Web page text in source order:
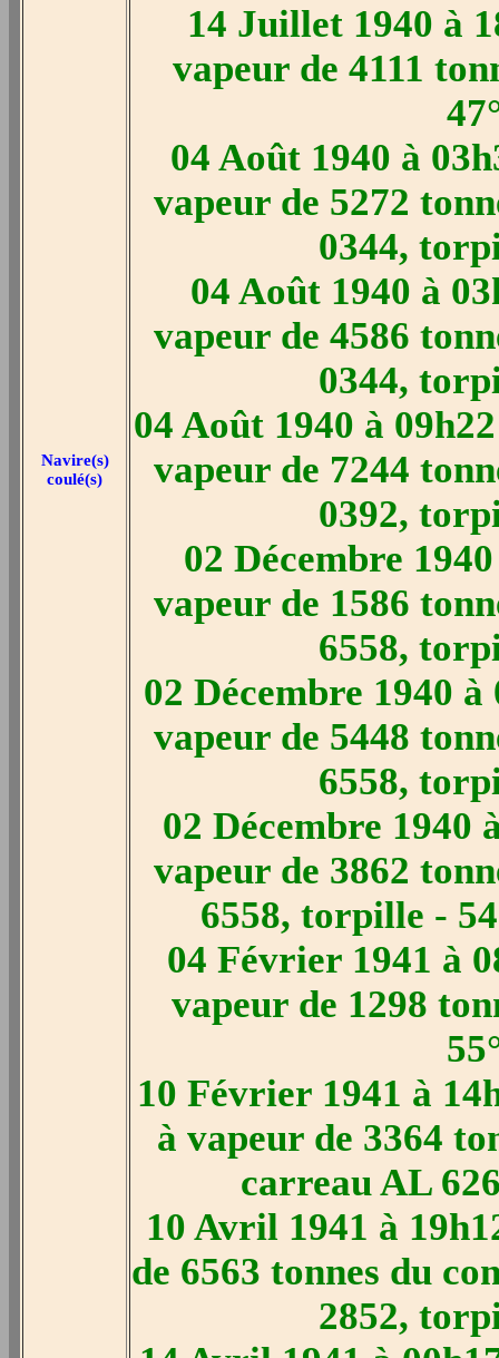
Navire(s)
coulé(s)
14 Juillet 1940 à
vapeur de 4111
04 Août 1940 à
vapeur de 5272
0344,
04 Août 1940 à
vapeur de 4586
0344,
04 Août 1940 à
vapeur de 7244
0392,
02 Décembre
vapeur de 1586
6558,
02 Décembre 1940
vapeur de 5448
6558,
02 Décembre 1940
vapeur de 3862
6558, torpille -
04 Février 1941 à
vapeur de 1298
10 Février 1941 à
à vapeur de 3364
carreau AL
10 Avril 1941 à
de 6563 tonnes du
2852,